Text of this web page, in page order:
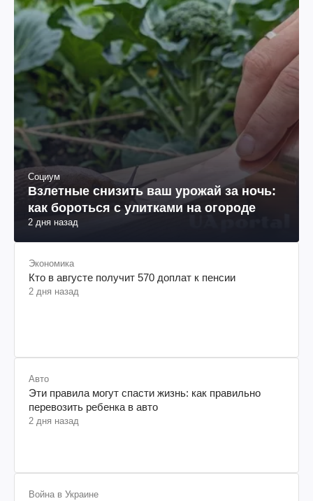
Социум
Взлетные снизить ваш урожай за ночь:
как бороться с улитками на огороде
2 дня назад
Экономика
Кто в августе получит 570 доплат к пенсии
2 дня назад
Авто
Эти правила могут спасти жизнь: как правильно
перевозить ребенка в авто
2 дня назад
Война в Украине